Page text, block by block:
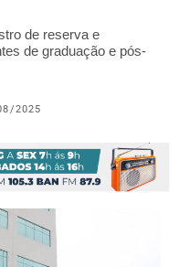
de reserva e
de graduação e pós-
2025